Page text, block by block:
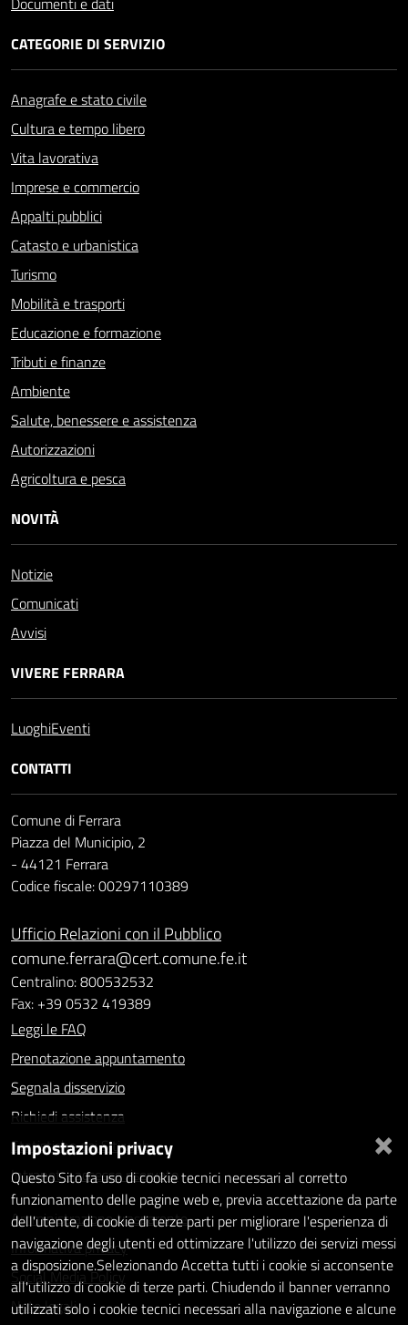
CATEGORIE DI SERVIZIO
Anagrafe e stato civile
Cultura e tempo libero
Vita lavorativa
Imprese e commercio
Appalti pubblici
Catasto e urbanistica
Turismo
Mobilità e trasporti
Educazione e formazione
Tributi e finanze
Ambiente
Salute, benessere e assistenza
Autorizzazioni
Agricoltura e pesca
NOVITÀ
Notizie
Comunicati
Avvisi
VIVERE FERRARA
LuoghiEventi
CONTATTI
Comune di Ferrara
Piazza del Municipio, 2
- 44121 Ferrara
Codice fiscale: 00297110389
Ufficio Relazioni con il Pubblico
comune.ferrara@cert.comune.fe.it
Centralino: 800532532
Fax: +39 0532 419389
Leggi le FAQ
Prenotazione appuntamento
Segnala disservizio
Richiedi assistenza
Statistiche dei Siti web
Intranet - accesso riservato
Amministrazione trasparente
Informativa privacy
Social Media Policy
Note legali
×
Impostazioni privacy
Questo Sito fa uso di cookie tecnici necessari al corretto
funzionamento delle pagine web e, previa accettazione da parte
dell'utente, di cookie di terze parti per migliorare l'esperienza di
navigazione degli utenti ed ottimizzare l'utilizzo dei servizi messi
a disposizione.Selezionando Accetta tutti i cookie si acconsente
all'utilizzo di cookie di terze parti. Chiudendo il banner verranno
utilizzati solo i cookie tecnici necessari alla navigazione e alcune